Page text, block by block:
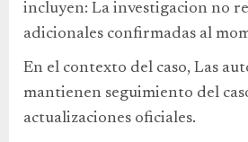
incluyen: La investigacion no
adicionales confirmadas al
En el contexto del caso, Las
mantienen seguimiento del
actualizaciones oficiales.